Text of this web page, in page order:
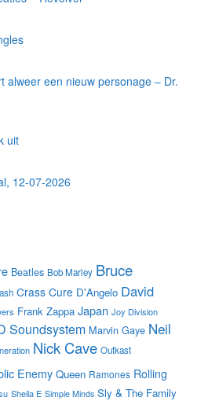
alweer een nieuw personage – Dr.
uit
12-07-2026
Beatles Bob Marley Bruce
Crass Cure D'Angelo David
Frank Zappa Japan Joy Division
Soundsystem Marvin Gaye Neil
Nick Cave Outkast
Enemy Queen Ramones Rolling
Sheila E Simple Minds Sly & The Family